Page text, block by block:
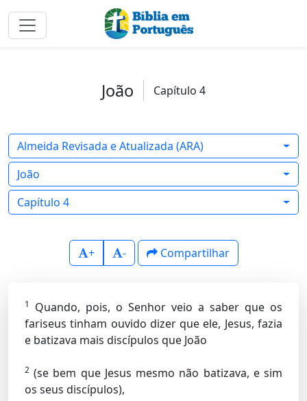
João Capítulo 4
Almeida Revisada e Atualizada (ARA)
João
Capítulo 4
+ - Compartilhar
1
Quando, pois, o Senhor veio a saber que os
fariseus tinham ouvido dizer que ele, Jesus, fazia
e batizava mais discípulos que João
2 (se bem que Jesus mesmo não batizava, e sim
os seus discípulos),